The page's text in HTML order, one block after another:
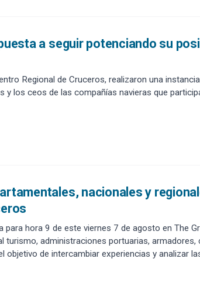
a seguir potenciando su
Regional de Cruceros, realizaron una
y los ceos de las compañías navieras que
nacionales y
para hora 9 de este viernes 7 de agosto en The
turismo, administraciones portuarias,
objetivo de intercambiar experiencias y analizar
internacional.